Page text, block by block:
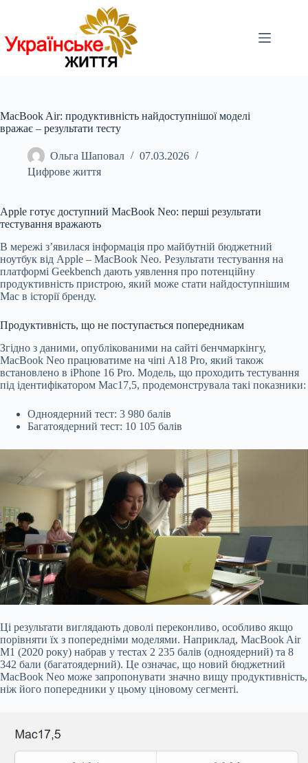
MacBook Air: продуктивність найдоступнішої моделі
вражає – результати тесту
Ольга Шаповал
07.03.2026
Цифрове життя
Apple готує доступний MacBook Neo: перші результати
тестування вражають
В мережі з’явилася інформація про майбутній бюджетний
ноутбук від Apple – MacBook Neo. Результати тестування на
платформі Geekbench дають уявлення про потенційну
продуктивність пристрою, який може стати найдоступнішим
Mac в історії бренду.
Продуктивність, що не поступається попередникам
Згідно з даними, опублікованими на сайті бенчмаркінгу,
MacBook Neo працюватиме на чіпі A18 Pro, який також
встановлено в iPhone 16 Pro. Модель, що проходить тестування
під ідентифікатором Mac17,5, продемонструвала такі показники:
Одноядерний тест: 3 980 балів
Багатоядерний тест: 10 105 балів
Ці результати виглядають доволі переконливо, особливо якщо
порівняти їх з попередніми моделями. Наприклад, MacBook Air
M1 (2020 року) набрав у тестах 2 235 балів (одноядерний) та 8
342 бали (багатоядерний). Це означає, що новий бюджетний
MacBook Neo може запропонувати значно вищу продуктивність,
ніж його попередники у цьому ціновому сегменті.